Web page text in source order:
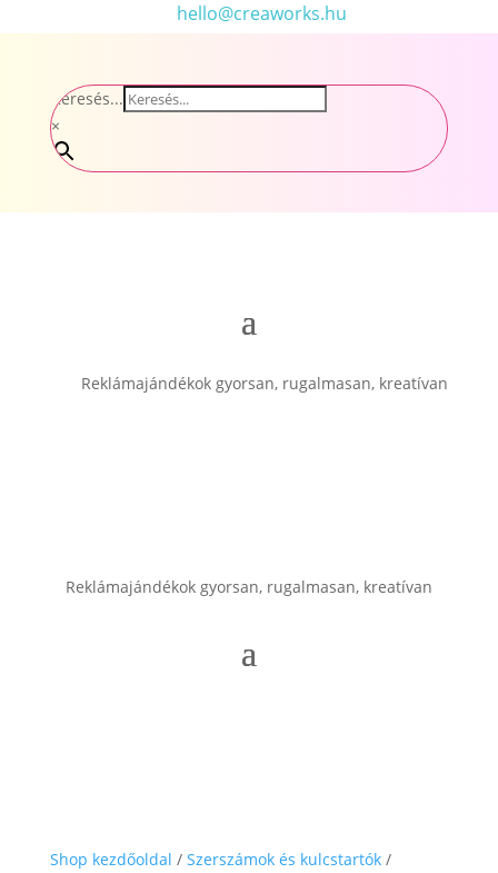
hello@creaworks.hu
Keresés...
×
Reklámajándékok gyorsan, rugalmasan, kreatívan
Reklámajándékok gyorsan, rugalmasan, kreatívan
Shop kezdőoldal / Szerszámok és kulcstartók/